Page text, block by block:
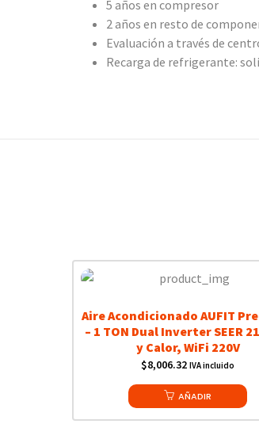
5 años en compresor
2 años en resto de
Evaluación a través de
Recarga de refrigerante:
Aire Acondicionado AUFIT
– 1 TON Dual Inverter SEER
y Calor, WiFi 220V
$8,006.32 IVA incluido
AÑADIR